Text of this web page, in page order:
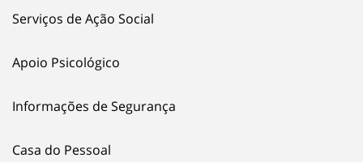
Serviços de Ação Social
Apoio Psicológico
Informações de Segurança
Casa do Pessoal